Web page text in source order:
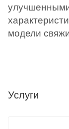
модели
Услуги